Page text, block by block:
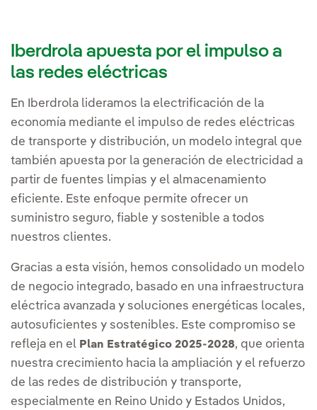
Iberdrola apuesta por el impulso a
las redes eléctricas
En Iberdrola lideramos la electrificación de la
economía mediante el impulso de redes eléctricas
de transporte y distribución, un modelo integral que
también apuesta por la generación de electricidad a
partir de fuentes limpias y el almacenamiento
eficiente. Este enfoque permite ofrecer un
suministro seguro, fiable y sostenible a todos
nuestros clientes.
Gracias a esta visión, hemos consolidado un modelo
de negocio integrado, basado en una infraestructura
eléctrica avanzada y soluciones energéticas locales,
autosuficientes y sostenibles. Este compromiso se
refleja en el Plan Estratégico 2025-2028, que orienta
nuestra crecimiento hacia la ampliación y el refuerzo
de las redes de distribución y transporte,
especialmente en Reino Unido y Estados Unidos,